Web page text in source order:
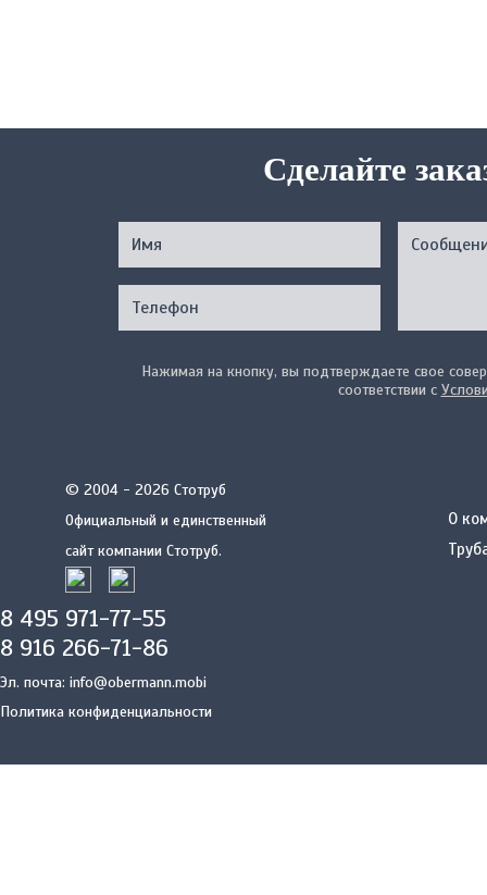
Сделайте
Нажимая на кнопку, вы подтверждаете свое
соответствии с
© 2004 - 2026 Стотруб
Официальный и единственный
сайт компании Стотруб.
О
8 495 971-77-55
8 916 266-71-86
Эл. почта: info@obermann.mobi
Политика конфиденциальности